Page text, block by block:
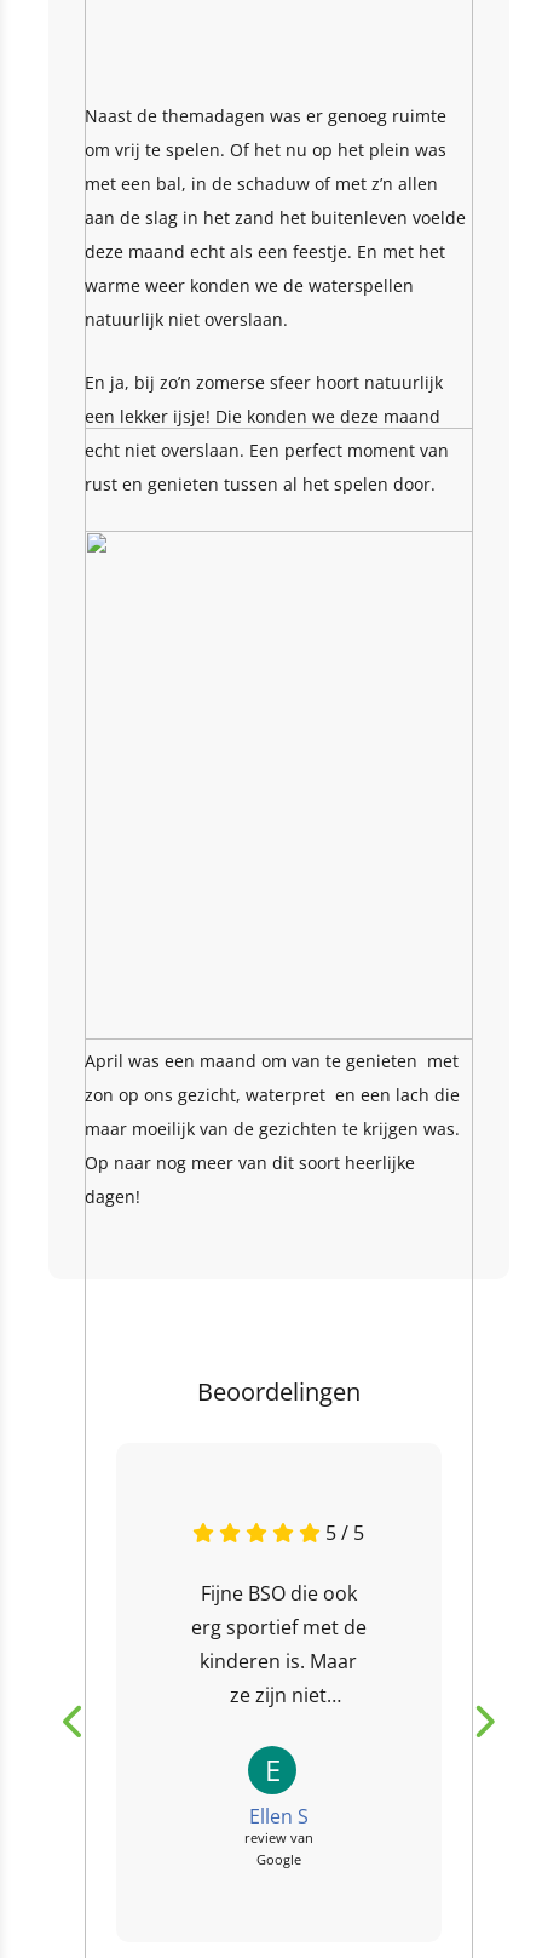
Naast de themadagen was er genoeg ruimte
om vrij te spelen. Of het nu op het plein was
met een bal, in de schaduw of met z’n allen
aan de slag in het zand het buitenleven voelde
deze maand echt als een feestje. En met het
warme weer konden we de waterspellen
natuurlijk niet overslaan.
En ja, bij zo’n zomerse sfeer hoort natuurlijk
een lekker ijsje! Die konden we deze maand
echt niet overslaan. Een perfect moment van
rust en genieten tussen al het spelen door.
April was een maand om van te genieten met
zon op ons gezicht, waterpret en een lach die
maar moeilijk van de gezichten te krijgen was.
Op naar nog meer van dit soort heerlijke
dagen!
Beoordelingen
5 / 5
Fijne BSO die ook
erg sportief met de
kinderen is. Maar
ze zijn niet
te doen met de
spelletjes, ze
mogen ook...
E
Ellen S
review van
Google